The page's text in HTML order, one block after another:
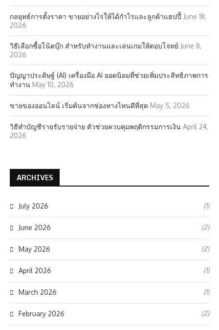
กลยุทธ์การตั้งราคา ขายอย่างไรให้ได้กำไรและลูกค้าแฮปปี้ June 18,
2026
วิธีเลือกซื้อโน้ตบุ๊ก สำหรับทำงานและเล่นเกมให้ตอบโจทย์ June 8,
2026
ปัญญาประดิษฐ์ (AI) เครื่องมือ AI ยอดนิยมที่ช่วยเพิ่มประสิทธิภาพการ
ทำงาน May 10, 2026
ขายของออนไลน์ เริ่มต้นจากช่องทางไหนดีที่สุด May 5, 2026
วิธีทำบัญชีรายรับรายจ่าย ตัวช่วยควบคุมพฤติกรรมการเงิน April 24,
2026
ARCHIVES
July 2026 (1)
June 2026 (2)
May 2026 (2)
April 2026 (1)
March 2026 (1)
February 2026 (2)